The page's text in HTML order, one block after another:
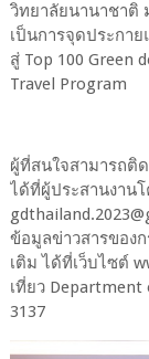
วิทยาลัยนานาชาติ
เป็นการจุดประกาย
สู่ Top 100 Green
Travel Program
ผู้ที่สนใจสามารถติ
ได้ที่ผู้ประสานงานโ
ข้อมูลข่าวสารของ
เติม ได้ที่เว็บไซต์
เที่ยว
3137